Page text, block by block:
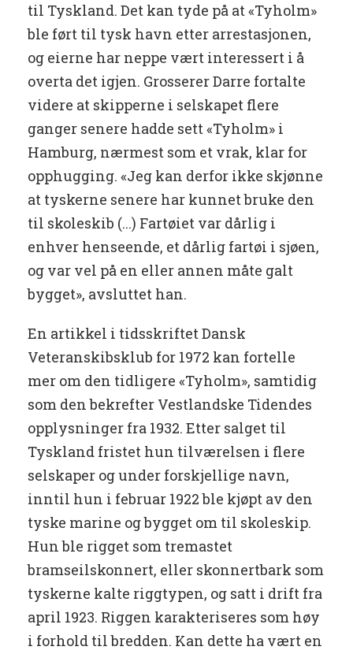
til Tyskland. Det kan tyde på at «Tyholm»
ble ført til tysk havn etter arrestasjonen,
og eierne har neppe vært interessert i å
overta det igjen. Grosserer Darre fortalte
videre at skipperne i selskapet flere
ganger senere hadde sett «Tyholm» i
Hamburg, nærmest som et vrak, klar for
opphugging. «Jeg kan derfor ikke skjønne
at tyskerne senere har kunnet bruke den
til skoleskib (...) Fartøiet var dårlig i
enhver henseende, et dårlig fartøi i sjøen,
og var vel på en eller annen måte galt
bygget», avsluttet han.
En artikkel i tidsskriftet Dansk
Veteranskibsklub for 1972 kan fortelle
mer om den tidligere «Tyholm», samtidig
som den bekrefter Vestlandske Tidendes
opplysninger fra 1932. Etter salget til
Tyskland fristet hun tilværelsen i flere
selskaper og under forskjellige navn,
inntil hun i februar 1922 ble kjøpt av den
tyske marine og bygget om til skoleskip.
Hun ble rigget som tremastet
bramseilskonnert, eller skonnertbark som
tyskerne kalte riggtypen, og satt i drift fra
april 1923. Riggen karakteriseres som høy
i forhold til bredden. Kan dette ha vært en